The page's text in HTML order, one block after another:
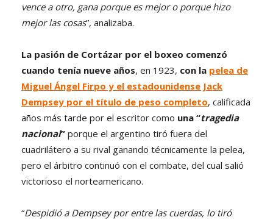
vence a otro, gana porque es mejor o porque hizo
mejor las cosas”, analizaba.
La pasión de Cortázar por el boxeo comenzó
cuando tenía nueve años, en 1923, con la pelea de
Miguel Ángel Firpo y el estadounidense Jack
Dempsey por el título de peso completo, calificada
años más tarde por el escritor como una “tragedia
nacional” porque el argentino tiró fuera del
cuadrilátero a su rival ganando técnicamente la pelea,
pero el árbitro continuó con el combate, del cual salió
victorioso el norteamericano.
“Despidió a Dempsey por entre las cuerdas, lo tiró